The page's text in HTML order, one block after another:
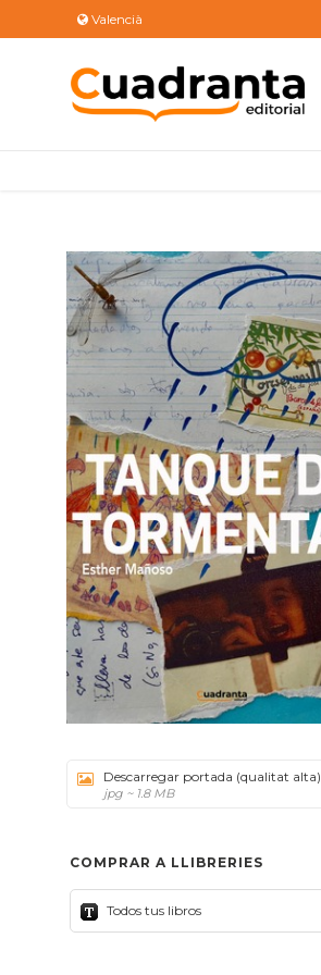
Valencià
Descarregar portada (qualitat alta)
jpg ~ 1.8 MB
COMPRAR A LLIBRERIES
Todos tus libros